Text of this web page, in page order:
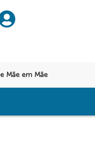
Mãe em Mãe